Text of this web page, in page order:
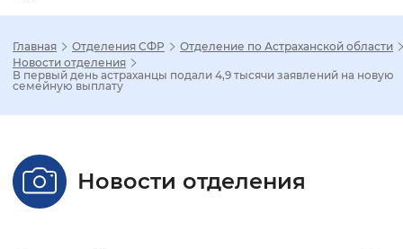
Стандартный Увеличенный
Главная Отделения СФР
Отделение по Астраханской области
Новости отделения
В первый день астраханцы подали 4,9 тысячи заявлений на новую
семейную выплату
Новости отделения